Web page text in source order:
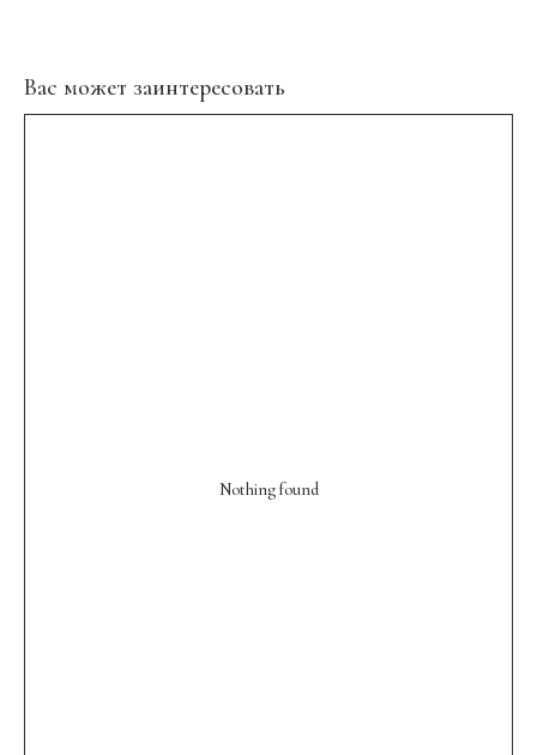
Вас может заинтересовать
Nothing found